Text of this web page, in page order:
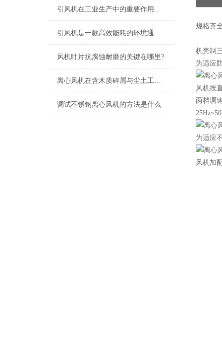
引风机在工业生产中的重要作用及发展趋势
引风机是一款高效能耗的环境通风设备
风机叶片抗腐蚀耐磨的关键在哪里?
离心风机在含木质碎屑与尘土工况下的高效应用解析
调试不锈钢离心风机的方法是什么
规格齐
机壳制
为适应
风机按
两档调
为适应
风机加